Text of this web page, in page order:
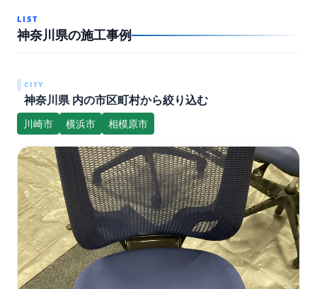
LIST
神奈川県の施工事例
CITY
神奈川県 内の市区町村から絞り込む
川崎市 横浜市 相模原市